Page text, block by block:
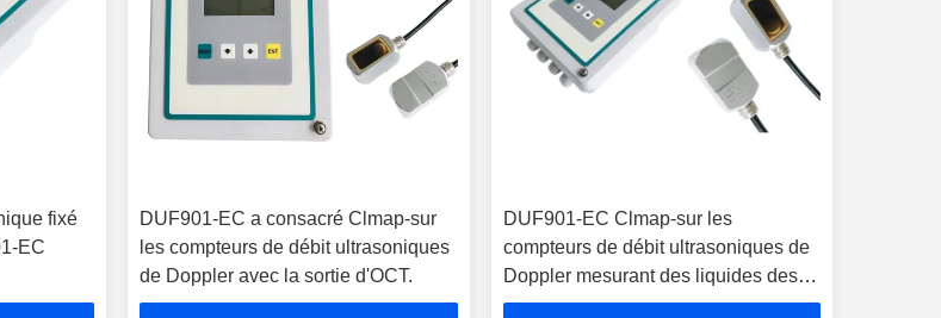
fixé
EC
DUF901-EC a consacré Clmap-sur
les compteurs de débit ultrasoniques
de Doppler avec la sortie d'OCT.
DUF901-EC Clmap-sur les
compteurs de débit ultrasoniques de
Doppler mesurant des liquides des
eaux usées avec des bulles d'air